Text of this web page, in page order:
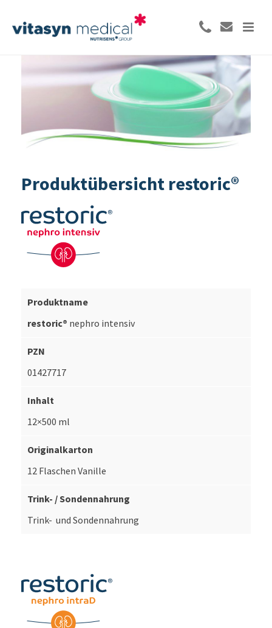
Produktübersicht restoric®
restoric® nephro intensiv
01427717
12×500 ml
12 Flaschen Vanille
Trink- und Sondennahrung